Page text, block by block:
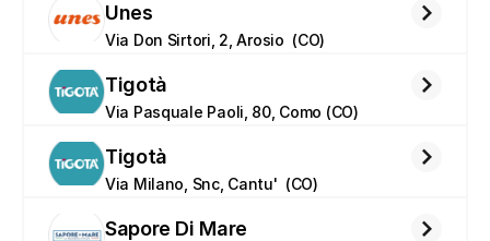
Unes
Via Don Sirtori, 2, Arosio  (CO)
Tigotà
Via Pasquale Paoli, 80, Como (CO)
Tigotà
Via Milano, Snc, Cantu'  (CO)
Sapore Di Mare